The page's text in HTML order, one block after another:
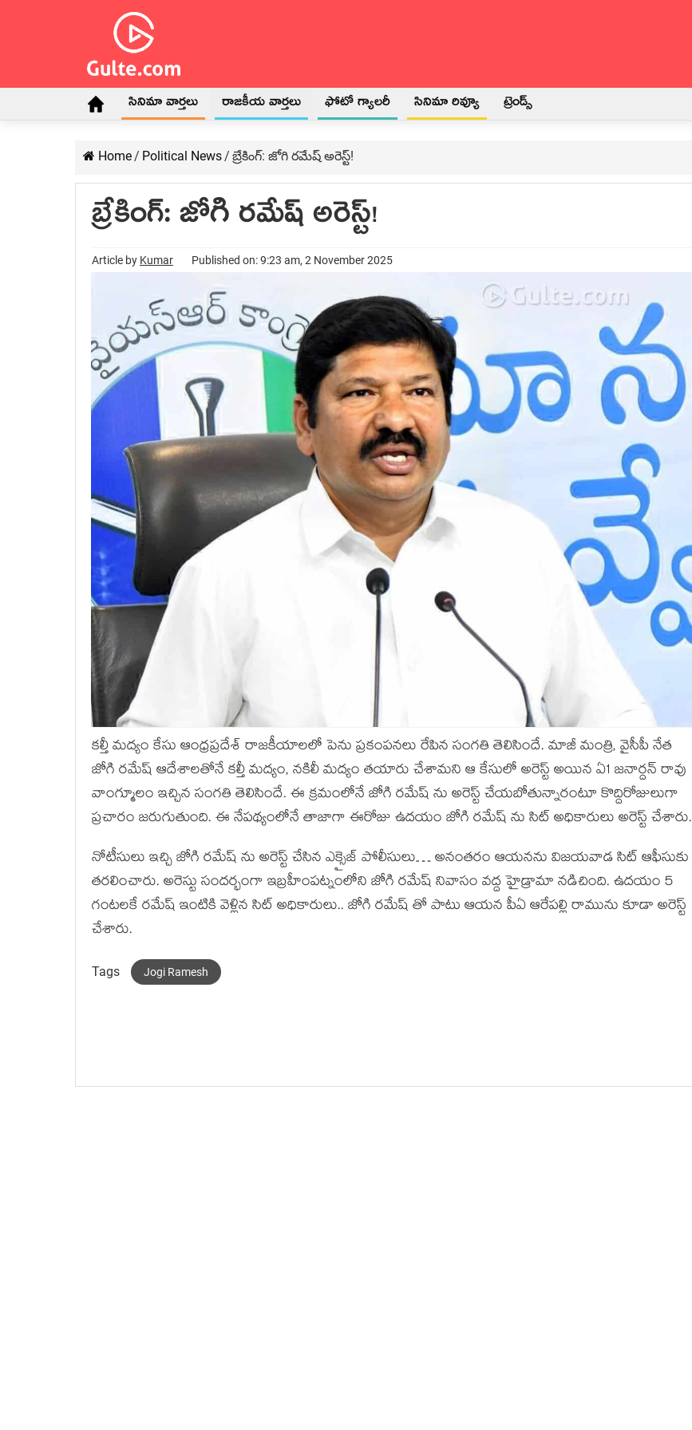
సినిమా వార్తలు రాజకీయ వార్తలు ఫోటో గ్యాలరీ సినిమా రివ్యూ ట్రెండ్స్
Home/ Political News/ బ్రేకింగ్: జోగి రమేష్ అరెస్ట్!
బ్రేకింగ్: జోగి రమేష్ అరెస్ట్!
Article by Kumar Published on: 9:23 am, 2 November 2025
కల్తీ మద్యం కేసు ఆంధ్రప్రదేశ్ రాజకీయాలలో పెను ప్రకంపనలు రేపిన సంగతి తెలిసిందే. మాజీ మంత్రి, వైసీపీ నేత
జోగి రమేష్ ఆదేశాలతోనే కల్తీ మద్యం, నకిలీ మద్యం తయారు చేశామని ఆ కేసులో అరెస్ట్ అయిన ఏ1 జనార్దన్ రావు
వాంగ్మూలం ఇచ్చిన సంగతి తెలిసిందే. ఈ క్రమంలోనే జోగి రమేష్ ను అరెస్ట్ చేయబోతున్నారంటూ కొద్దిరోజులుగా
ప్రచారం జరుగుతుంది. ఈ నేపథ్యంలోనే తాజాగా ఈరోజు ఉదయం జోగి రమేష్ ను సిట్ అధికారులు అరెస్ట్ చేశారు.
నోటీసులు ఇచ్చి జోగి రమేష్ ను అరెస్ట్ చేసిన ఎక్సైజ్ పోలీసులు… అనంతరం ఆయనను విజయవాడ సిట్ ఆఫీసుకు
తరలించారు. అరెస్టు సందర్భంగా ఇబ్రహీంపట్నంలోని జోగి రమేష్ నివాసం వద్ద హైడ్రామా నడిచింది. ఉదయం 5
గంటలకే రమేష్ ఇంటికి వెళ్లిన సిట్ అధికారులు.. జోగి రమేష్ తో పాటు ఆయన పీఏ ఆరేపల్లి రామును కూడా అరెస్ట్
చేశారు.
Tags Jogi Ramesh